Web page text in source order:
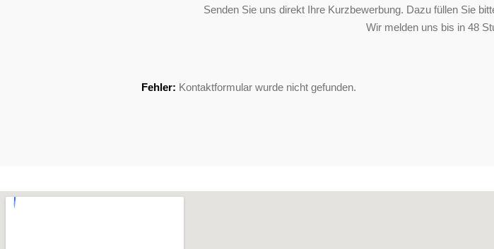
Senden Sie uns direkt Ihre Kurzbewerbung. Dazu füllen Sie
Wir melden uns bis in 48
Fehler: Kontaktformular wurde nicht gefunden.